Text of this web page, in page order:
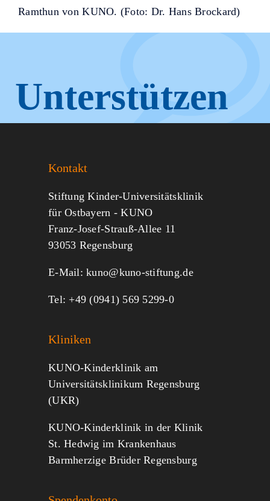
Ramthun von KUNO. (Foto: Dr. Hans Brockard)
Unterstützen
Jeder kann helfen.
MITMACHEN SPENDEN
Kontakt
Stiftung Kinder-Universitätsklinik
für Ostbayern - KUNO
Franz-Josef-Strauß-Allee 11
93053 Regensburg
E-Mail:kuno@kuno-stiftung.de
Tel: +49 (0941) 569 5299-0
Kliniken
KUNO-Kinderklinik am
Universitätsklinikum Regensburg
(UKR)
KUNO-Kinderklinik in der Klinik
St. Hedwig im Krankenhaus
Barmherzige Brüder Regensburg